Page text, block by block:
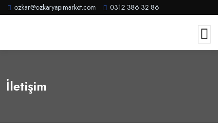
ozkar@ozkaryapimarket.com 0312 386 32 86
İletişim